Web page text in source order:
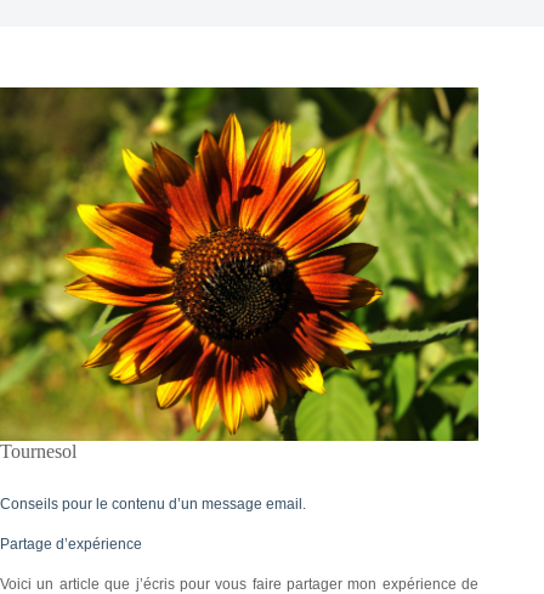
Tournesol
Conseils pour le contenu d’un message email.
Partage d’expérience
Voici un article que j’écris pour vous faire partager mon expérience de